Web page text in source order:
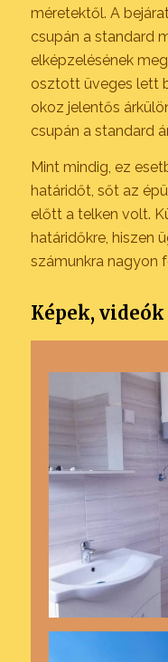
méretektől. A
csupán a standard
elképzelésének
osztott üveges lett
okoz jelentős
csupán a standard
Mint mindig, ez
határidőt, sőt az
előtt a telken volt.
határidőkre, hiszen
számunkra nagyon
Képek, videók